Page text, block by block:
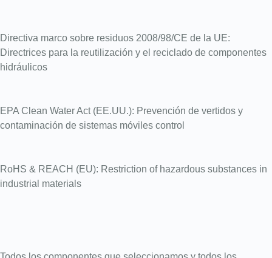
Directiva marco sobre residuos 2008/98/CE de la UE:
Directrices para la reutilización y el reciclado de componentes
hidráulicos
EPA Clean Water Act (EE.UU.): Prevención de vertidos y
contaminación de sistemas móviles control
RoHS & REACH (EU): Restriction of hazardous substances in
industrial materials